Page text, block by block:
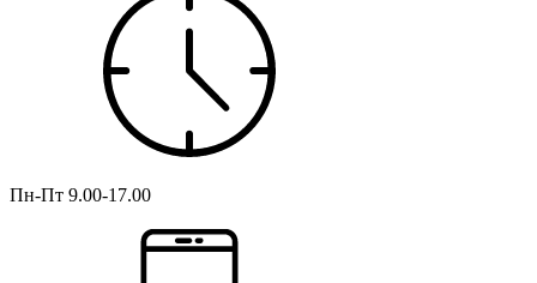
Пн-Пт 9.00-17.00